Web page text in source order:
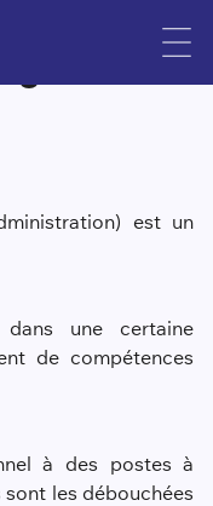
est un
une certaine
de compétences
à des postes à
les débouchées